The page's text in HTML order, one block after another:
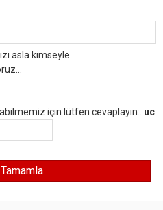
asla kimseyle
için lütfen cevaplayın:. uc